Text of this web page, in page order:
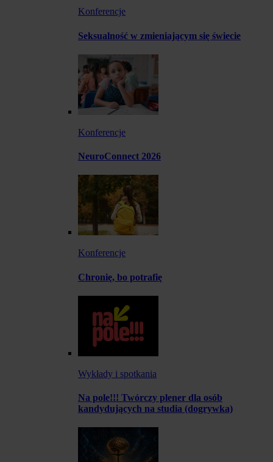
Konferencje
Seksualność w zmieniającym się świecie
Konferencje
NeuroConnect 2026
Konferencje
Chronię, bo potrafię
Wykłady i spotkania
Na pole!!! Twórczy plener dla osób
kandydujących na studia (dogrywka)